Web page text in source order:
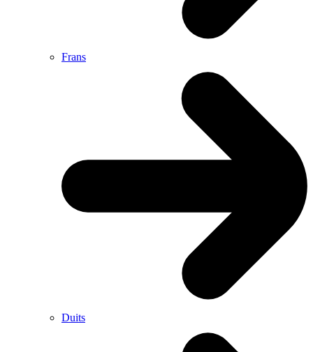
Frans
Duits